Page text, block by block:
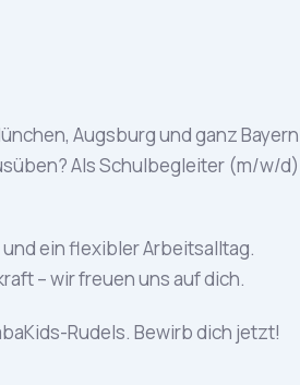
Augsburg und ganz
Als Schulbegleiter (m/w/
ein flexibler Arbeitsalltag.
– wir freuen uns auf dich.
Rudels. Bewirb dich jetzt!